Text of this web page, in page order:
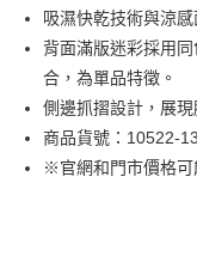
Google Pay
貨到付款
運送方式
吸濕快乾技術與涼
背面滿版迷彩採用
合，為單品特徵。
側邊抓摺設計，展
商品貨號：10522-
※官網和門市價格可